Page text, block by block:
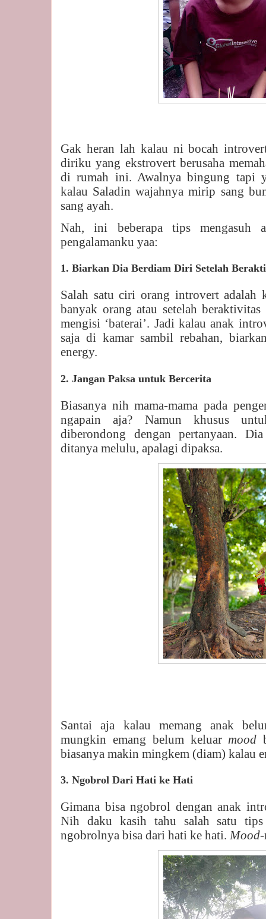
Gak heran lah kalau ni bocah
diriku yang ekstrovert berusaha
di rumah ini. Awalnya bingung tapi
kalau Saladin wajahnya mirip sang
sang ayah.
Nah, ini beberapa tips mengasuh
pengalamanku yaa:
1. Biarkan Dia Berdiam Diri Setelah
Salah satu ciri orang introvert adalah
banyak orang atau setelah
mengisi ‘baterai’. Jadi kalau anak
saja di kamar sambil rebahan,
energy.
2. Jangan Paksa untuk Bercerita
Biasanya nih mama-mama pada
ngapain aja? Namun khusus
diberondong dengan pertanyaan.
ditanya melulu, apalagi dipaksa.
Santai aja kalau memang anak
mungkin emang belum keluar mood
biasanya makin mingkem (diam) kalau
3. Ngobrol Dari Hati ke Hati
Gimana bisa ngobrol dengan anak
Nih daku kasih tahu salah satu tips
ngobrolnya bisa dari hati ke hati. Mood-